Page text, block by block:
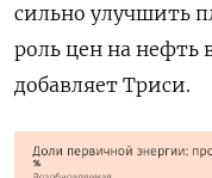
сильно улучшить
роль цен на нефть
добавляет Триси.